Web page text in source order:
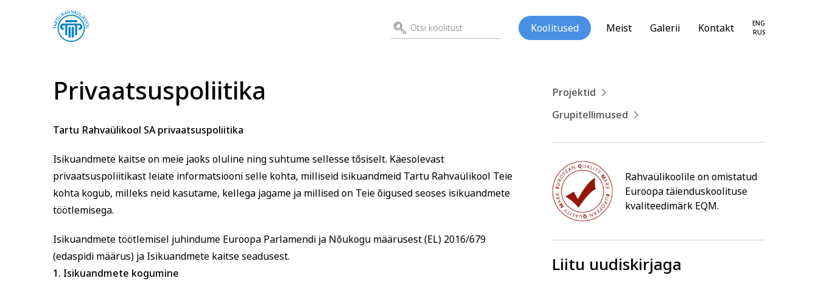
Koolitused Meist Galerii Kontakt
ENG
RUS
Arvuti ja töö Keeled Kunst
Psühholoogia ja
eneseareng
Privaatsuspoliitika
Tartu Rahvaülikool SA privaatsuspoliitika
Isikuandmete kaitse on meie jaoks oluline ning suhtume sellesse tõsiselt. Käesolevast
privaatsuspoliitikast leiate informatsiooni selle kohta, milliseid isikuandmeid Tartu Rahvaülikool Teie
kohta kogub, milleks neid kasutame, kellega jagame ja millised on Teie õigused seoses isikuandmete
töötlemisega.
Isikuandmete töötlemisel juhindume Euroopa Parlamendi ja Nõukogu määrusest (EL) 2016/679
(edaspidi määrus) ja Isikuandmete kaitse seadusest.
1. Isikuandmete kogumine
Projektid
Grupitellimused
Rahvaülikoolile on omistatud
Euroopa täienduskoolituse
kvaliteedimärk EQM.
Liitu uudiskirjaga